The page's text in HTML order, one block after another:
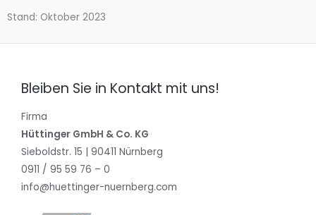
Stand: Oktober 2023
Bleiben Sie in Kontakt mit uns!
Firma
Hüttinger GmbH & Co. KG
Sieboldstr. 15 | 90411 Nürnberg
0911 / 95 59 76 – 0
info@huettinger-nuernberg.com